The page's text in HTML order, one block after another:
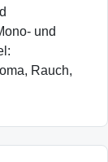
und
Rauch,